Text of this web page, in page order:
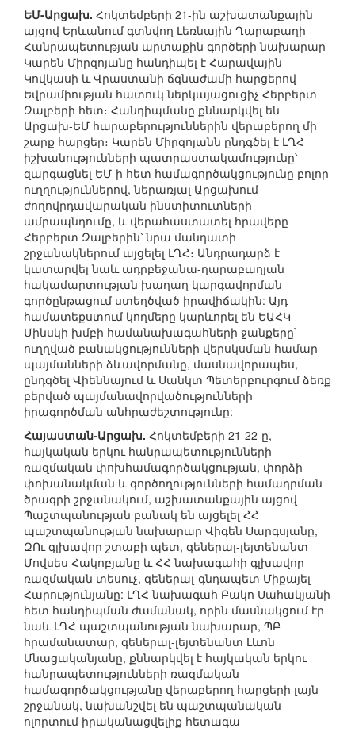
ԵՄ-Արցախ. Հոկտեմբերի 21-ին աշխատանքային
այցով Երևանում գտնվող Լեռնային Ղարաբաղի
Հանրապետության արտաքին գործերի նախարար
Կարեն Միրզոյանը հանդիպել է Հարավային
Կովկասի և Վրաստանի ճգնաժամի հարցերով
Եվրամիության հատուկ ներկայացուցիչ Հերբերտ
Զալբերի հետ։ Հանդիպմանը քննարկվել են
Արցախ-ԵՄ հարաբերություններին վերաբերող մի
շարք հարցեր։ Կարեն Միրզոյանն ընդգծել է ԼՂՀ
իշխանությունների պատրաստակամությունը՝
զարգացնել ԵՄ-ի հետ համագործակցությունը բոլոր
ուղղություններով, ներառյալ Արցախում
ժողովրդավարական ինստիտուտների
ամրապնդումը, և վերահաստատել հրավերը
Հերբերտ Զալբերին՝ նրա մանդատի
շրջանակներում այցելել ԼՂՀ։ Անդրադարձ է
կատարվել նաև ադրբեջանա-ղարաբաղյան
հակամարտության խաղաղ կարգավորման
գործընթացում ստեղծված իրավիճակին: Այդ
համատեքստում կողմերը կարևորել են ԵԱՀԿ
Մինսկի խմբի համանախագահների ջանքերը՝
ուղղված բանակցությունների վերսկսման համար
պայմանների ձևավորմանը, մասնավորապես,
ընդգծել Վիեննայում և Սանկտ Պետերբուրգում ձեռք
բերված պայմանավորվածությունների
իրագործման անհրաժեշտությունը:
Հայաստան-Արցախ. Հոկտեմբերի 21-22-ը,
հայկական երկու հանրապետությունների
ռազմական փոխհամագործակցության, փորձի
փոխանակման և գործողությունների համադրման
ծրագրի շրջանակում, աշխատանքային այցով
Պաշտպանության բանակ են այցելել ՀՀ
պաշտպանության նախարար Վիգեն Սարգսյանը,
ԶՈւ գլխավոր շտաբի պետ, գեներալ-լեյտենանտ
Մովսես Հակոբյանը և ՀՀ նախագահի գլխավոր
ռազմական տեսուչ, գեներալ-գնդապետ Միքայել
Հարությունյանը: ԼՂՀ նախագահ Բակո Սահակյանի
հետ հանդիպման ժամանակ, որին մասնակցում էր
նաև ԼՂՀ պաշտպանության նախարար, ՊԲ
հրամանատար, գեներալ-լեյտենանտ Լևոն
Մնացականյանը, քննարկվել է հայկական երկու
հանրապետությունների ռազմական
համագործակցությանը վերաբերող հարցերի լայն
շրջանակ, նախանշվել են պաշտպանական
ոլորտում իրականացվելիք հետագա